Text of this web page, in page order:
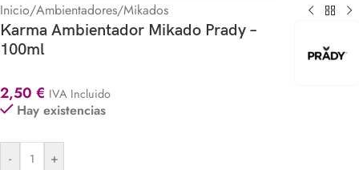
Inicio/Ambientadores/Mikados
Karma Ambientador Mikado Prady –
100ml
2,50 € IVA Incluido
Hay existencias
- +